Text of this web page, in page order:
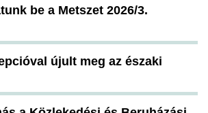
be a Metszet 2026/3.
újult meg az északi